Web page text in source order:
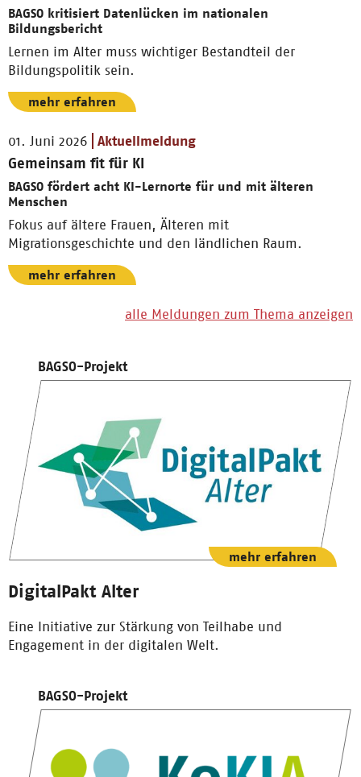
BAGSO kritisiert Datenlücken im nationalen
Bildungsbericht
Lernen im Alter muss wichtiger Bestandteil der
Bildungspolitik sein.
mehr erfahren
01. Juni 2026 Aktuellmeldung
Gemeinsam fit für KI
BAGSO fördert acht KI-Lernorte für und mit älteren
Menschen
Fokus auf ältere Frauen, Älteren mit
Migrationsgeschichte und den ländlichen Raum.
mehr erfahren
alle Meldungen zum Thema anzeigen
BAGSO-Projekt
DigitalPakt Alter
Eine Initiative zur Stärkung von Teilhabe und
Engagement in der digitalen Welt.
mehr erfahren
BAGSO-Projekt